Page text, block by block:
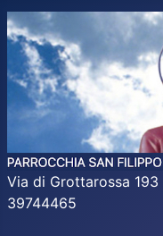
Via di Grottarossa
39744465